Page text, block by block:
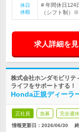
休日
休暇
# 年間休日124
（シフト制）
求人詳細を
株式会社ホンダモビリテ
ライフをサポートする！
Honda正規ディーラ
正社員 急募 完全週
情報更新日：2026/06/30